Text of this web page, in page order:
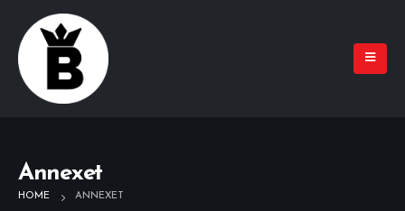
Annexet
HOME ANNEXET